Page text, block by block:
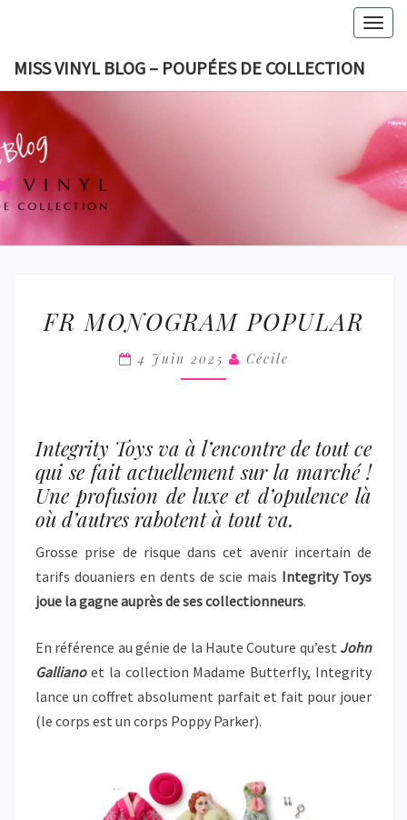
content
MISS VINYL BLOG – POUPÉES DE COLLECTION
MISS
BLOG
MONOGRAM
POPULAR
FR MONOGRAM POPULAR
4 Juin 2025 Cécile
Integrity Toys va à l’encontre de tout ce
qui se fait actuellement sur la marché !
Une profusion de luxe et d’opulence là
où d’autres rabotent à tout va.
Grosse prise de risque dans cet avenir incertain de
tarifs douaniers en dents de scie mais Integrity Toys
joue la gagne auprès de ses collectionneurs.
En référence au génie de la Haute Couture qu’est John
Gallianoet la collection Madame Butterfly, Integrity
lance un coffret absolument parfait et fait pour jouer
(le corps est un corps Poppy Parker).